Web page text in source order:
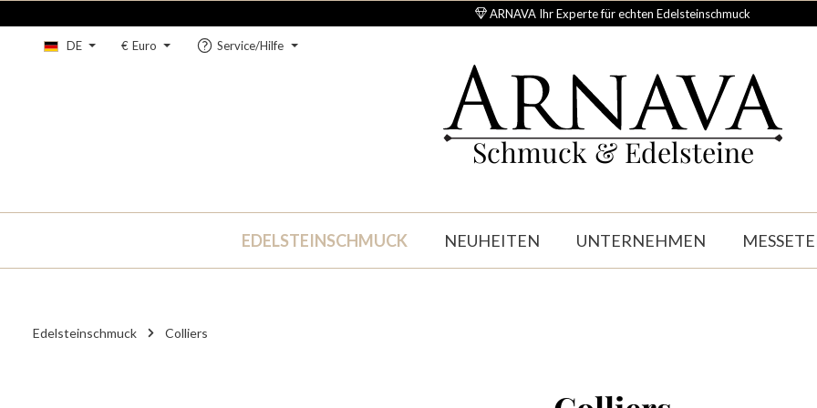
ARNAVA Ihr Experte für echten Edelsteinschmuck
DE € Euro Service/Hilfe
Schmuck & Edelsteine
EDELSTEINSCHMUCK NEUHEITEN UNTERNEHMEN
Edelsteinschmuck Colliers